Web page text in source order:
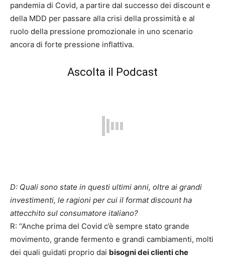
pandemia di Covid, a partire dal successo dei discount e
della MDD per passare alla crisi della prossimità e al
ruolo della pressione promozionale in uno scenario
ancora di forte pressione inflattiva.
Ascolta il Podcast
D: Quali sono state in questi ultimi anni, oltre ai grandi
investimenti, le ragioni per cui il format discount ha
attecchito sul consumatore italiano?
R: “Anche prima del Covid c’è sempre stato grande
movimento, grande fermento e grandi cambiamenti, molti
dei quali guidati proprio dai bisogni dei clienti che